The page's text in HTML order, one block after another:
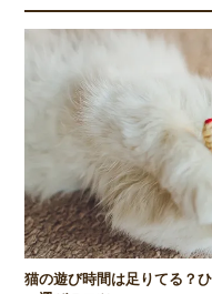
猫の遊び時間は足りてる？